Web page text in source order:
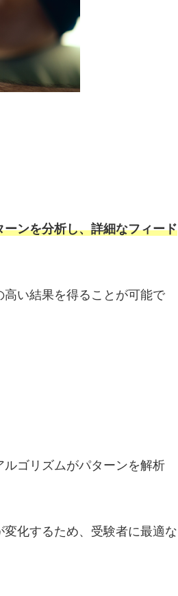
ンを分析し、詳細なフィード
い結果を得ることが可能で
ゴリズムがパターンを解析
化するため、受験者に最適な